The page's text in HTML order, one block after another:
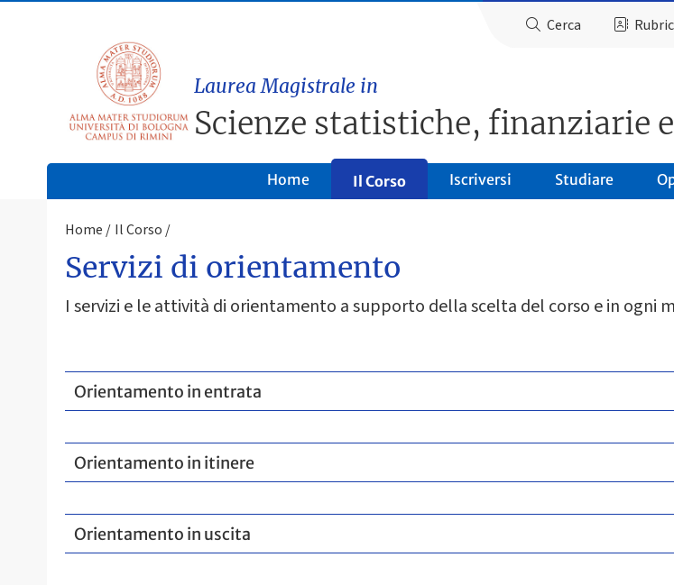
Cerca
Laurea Magistrale in
Scienze statistiche, finanziarie
Home Il Corso Iscriversi Studiare
Home Il Corso
Servizi di orientamento
I servizi e le attività di orientamento a supporto della scelta del corso e in ogni
Orientamento in entrata
Orientamento in itinere
Orientamento in uscita